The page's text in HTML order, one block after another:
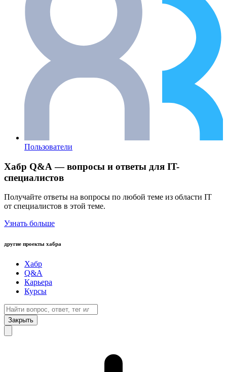
Пользователи
Хабр Q&A — вопросы и ответы для IT-
специалистов
Получайте ответы на вопросы по любой теме из области IT
от специалистов в этой теме.
Узнать больше
другие проекты хабра
Хабр
Q&A
Карьера
Курсы
Закрыть